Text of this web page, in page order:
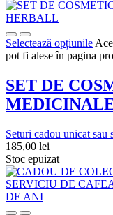
Selectează opțiunile
pot fi alese în pagina
SET DE
Seturi cadou unicat sau
185,00 lei
Stoc epuizat